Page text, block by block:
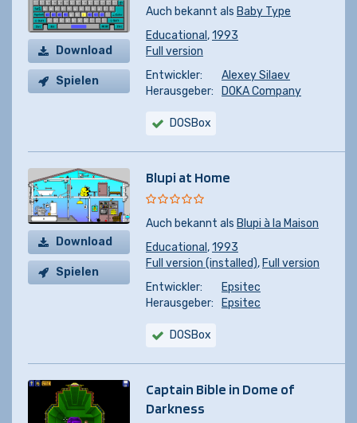
Download
Spielen
Auch bekannt als Baby Type
Educational ,1993
Full version
Entwickler:
Alexey Silaev
Herausgeber:
DOKA Company
DOSBox
Download
Spielen
Blupi at Home
Auch bekannt als Blupi à la Maison
Educational ,1993
Full version (installed), Full version
Entwickler:
Epsitec
Herausgeber:
Epsitec
DOSBox
Captain Bible in Dome of
Darkness